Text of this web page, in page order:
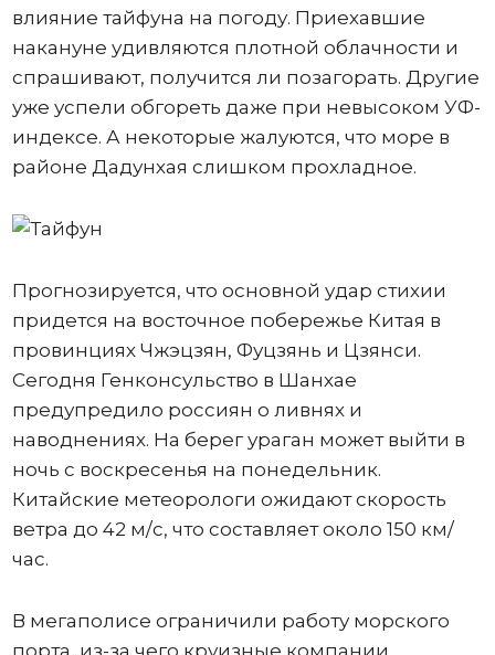
влияние тайфуна на погоду. Приехавшие
накануне удивляются плотной облачности и
спрашивают, получится ли позагорать. Другие
уже успели обгореть даже при невысоком УФ-
индексе. А некоторые жалуются, что море в
районе Дадунхая слишком прохладное.
Прогнозируется, что основной удар стихии
придется на восточное побережье Китая в
провинциях Чжэцзян, Фуцзянь и Цзянси.
Сегодня Генконсульство в Шанхае
предупредило россиян о ливнях и
наводнениях. На берег ураган может выйти в
ночь с воскресенья на понедельник.
Китайские метеорологи ожидают скорость
ветра до 42 м/с, что составляет около 150 км/
час.
В мегаполисе ограничили работу морского
порта, из-за чего круизные компании